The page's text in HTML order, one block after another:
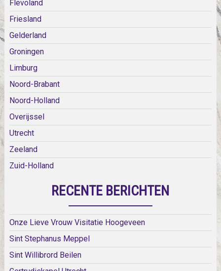
Flevoland
Friesland
Gelderland
Groningen
Limburg
Noord-Brabant
Noord-Holland
Overijssel
Utrecht
Zeeland
Zuid-Holland
RECENTE BERICHTEN
Onze Lieve Vrouw Visitatie Hoogeveen
Sint Stephanus Meppel
Sint Willibrord Beilen